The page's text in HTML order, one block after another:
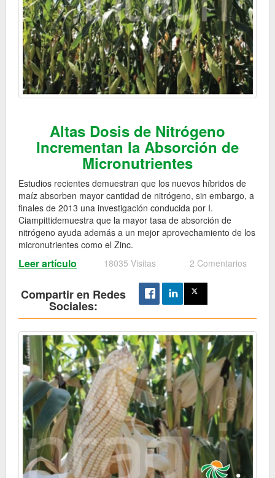
Altas Dosis de Nitrógeno
Incrementan la Absorción de
Micronutrientes
Estudios recientes demuestran que los nuevos híbridos de
maíz absorben mayor cantidad de nitrógeno, sin embargo, a
finales de 2013 una investigación conducida por I.
Ciampittidemuestra que la mayor tasa de absorción de
nitrógeno ayuda además a un mejor aprovechamiento de los
micronutrientes como el Zinc.
Leer artículo 18035 Visitas 2 Comentarios
Compartir en Redes
Sociales: